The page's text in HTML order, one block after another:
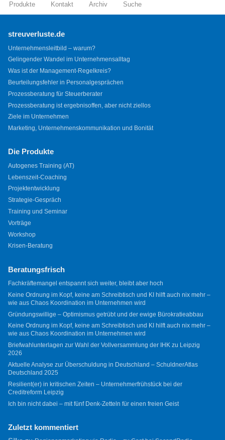
Produkte Kontakt Archiv Suche
streuverluste.de
Unternehmensleitbild – warum?
Gelingender Wandel im Unternehmensalltag
Was ist der Management-Regelkreis?
Beurteilungsfehler in Personalgesprächen
Prozessberatung für Steuerberater
Prozessberatung ist ergebnisoffen, aber nicht ziellos
Ziele im Unternehmen
Marketing, Unternehmenskommunikation und Bonität
Die Produkte
Autogenes Training (AT)
Lebenszeit-Coaching
Projektentwicklung
Strategie-Gespräch
Training und Seminar
Vorträge
Workshop
Krisen-Beratung
Beratungsfrisch
Fachkräftemangel entspannt sich weiter, bleibt aber hoch
Keine Ordnung im Kopf, keine am Schreibtisch und KI hilft auch nix mehr –
wie aus Chaos Koordination im Unternehmen wird
Gründungswillige – Optimismus getrübt und der ewige Bürokratieabbau
Keine Ordnung im Kopf, keine am Schreibtisch und KI hilft auch nix mehr –
wie aus Chaos Koordination im Unternehmen wird
Briefwahlunterlagen zur Wahl der Vollversammlung der IHK zu Leipzig
2026
Aktuelle Analyse zur Überschuldung in Deutschland – SchuldnerAtlas
Deutschland 2025
Resilient(er) in kritischen Zeiten – Unternehmerfrühstück bei der
Creditreform Leipzig
Ich bin nicht dabei – mit fünf Denk-Zetteln für einen freien Geist
Zuletzt kommentiert